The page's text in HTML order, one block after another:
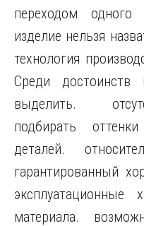
переходом
изделие нельзя
технология
Среди достоинств
выделить.
подбирать
деталей.
гарантированный
эксплуатационные
материала.